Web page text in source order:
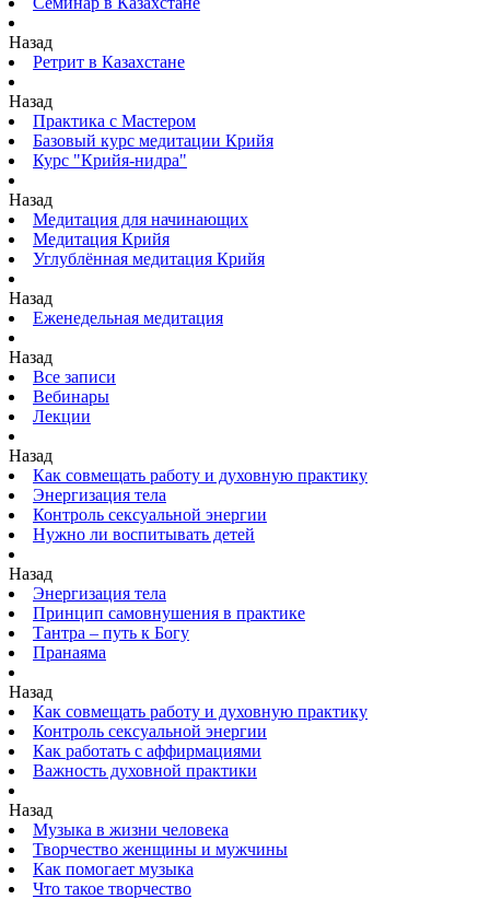
Назад
Ретрит в Казахстане
Назад
Практика с Мастером
Базовый курс медитации Крийя
Курс "Крийя-нидра"
Назад
Медитация для начинающих
Медитация Крийя
Углублённая медитация Крийя
Назад
Еженедельная медитация
Назад
Все записи
Вебинары
Лекции
Назад
Как совмещать работу и духовную практику
Энергизация тела
Контроль сексуальной энергии
Нужно ли воспитывать детей
Назад
Энергизация тела
Принцип самовнушения в практике
Тантра – путь к Богу
Пранаяма
Назад
Как совмещать работу и духовную практику
Контроль сексуальной энергии
Как работать с аффирмациями
Важность духовной практики
Назад
Музыка в жизни человека
Творчество женщины и мужчины
Как помогает музыка
Что такое творчество